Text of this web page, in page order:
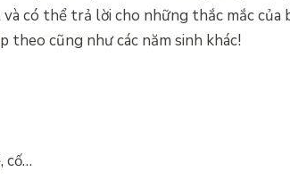
có thể trả lời cho những thắc mắc của
theo cũng như các năm sinh khác!
cố…